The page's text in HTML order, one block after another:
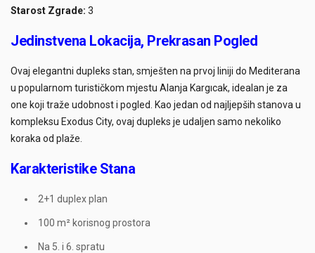
Starost Zgrade: 3
Jedinstvena Lokacija, Prekrasan Pogled
Ovaj elegantni dupleks stan, smješten na prvoj liniji do Mediterana
u popularnom turističkom mjestu Alanja Kargıcak, idealan je za
one koji traže udobnost i pogled. Kao jedan od najljepših stanova u
kompleksu Exodus City, ovaj dupleks je udaljen samo nekoliko
koraka od plaže.
Karakteristike Stana
2+1 duplex plan
100 m² korisnog prostora
Na 5. i 6. spratu